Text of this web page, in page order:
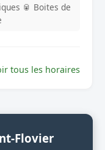
🥫 Boites de
tous les horaires
Flovier